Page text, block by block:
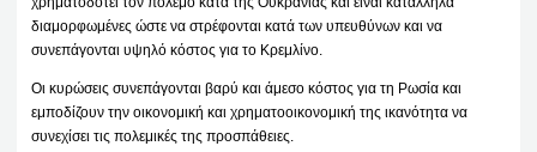
διαμορφωμένες ώστε να στρέφονται κατά των υπευθύνων και να
συνεπάγονται υψηλό κόστος για το Κρεμλίνο.
Οι κυρώσεις συνεπάγονται βαρύ και άμεσο κόστος για τη Ρωσία και
εμποδίζουν την οικονομική και χρηματοοικονομική της ικανότητα να
συνεχίσει τις πολεμικές της προσπάθειες.